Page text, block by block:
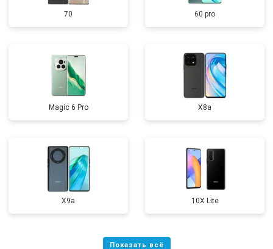
70 60 pro
Magic 6 Pro X8a
X9a 10X Lite